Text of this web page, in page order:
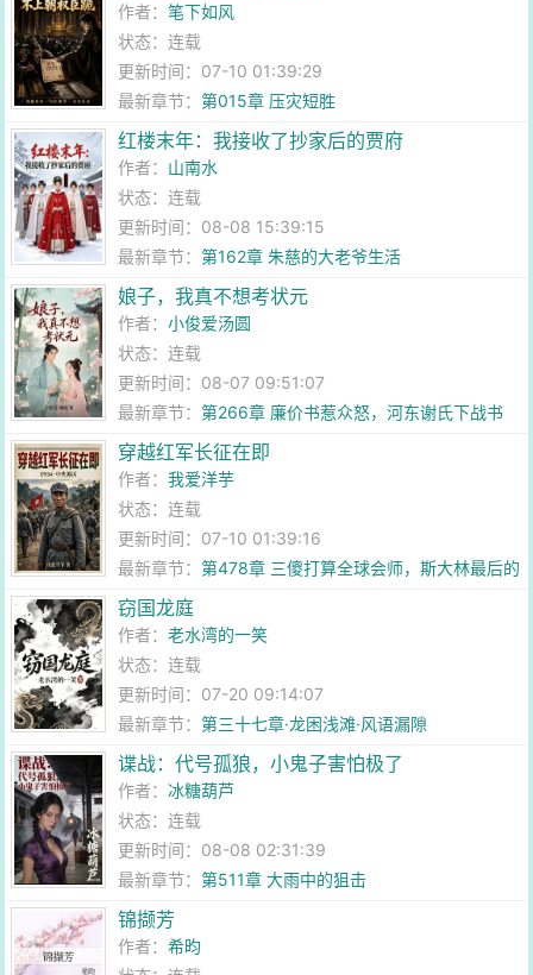
作者：笔下如风
状态：连载
更新时间：07-10 01:39:29
最新章节：第015章 压灾短胜
红楼末年：我接收了抄家后的贾府
作者： 山南水
状态：连载
更新时间：08-08 15:39:15
最新章节：第162章 朱慈的大老爷生活
娘子，我真不想考状元
作者：小俊爱汤圆
状态：连载
更新时间：08-07 09:51:07
最新章节：第266章 廉价书惹众怒，河东谢氏下战书
穿越红军长征在即
作者：我爱洋芋
状态：连载
更新时间：07-10 01:39:16
最新章节：第478章 三傻打算全球会师，斯大林最后的
底牌！
窃国龙庭
作者：老水湾的一笑
状态：连载
更新时间：07-20 09:14:07
最新章节：第三十七章·龙困浅滩·风语漏隙
谍战：代号孤狼，小鬼子害怕极了
作者：冰糖葫芦
状态：连载
更新时间：08-08 02:31:39
最新章节：第511章 大雨中的狙击
锦撷芳
作者：希昀